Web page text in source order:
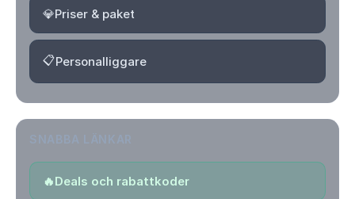
💎Priser & paket
📋Personalliggare
🔥Deals och rabattkoder